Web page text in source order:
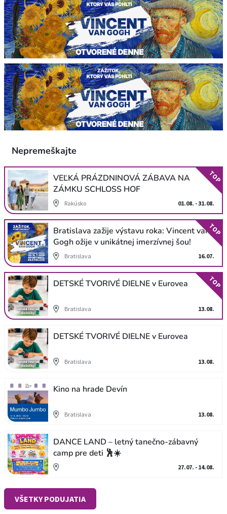
Nepremeškajte
VEĽKÁ PRÁZDNINOVÁ ZÁBAVA NA
ZÁMKU SCHLOSS HOF
Rakúsko 01.08. - 31.08.
TOP
Bratislava zažije výstavu roka: Vincent van
Gogh ožije v unikátnej imerzívnej šou!
Bratislava 16.07.
TOP
DETSKÉ TVORIVÉ DIELNE v Eurovea
Bratislava 13.08.
TOP
DETSKÉ TVORIVÉ DIELNE v Eurovea
Bratislava 13.08.
Kino na hrade Devín
Bratislava 13.08.
DANCE LAND – letný tanečno-zábavný
camp pre deti 🕺☀️
27.07. - 14.08.
VŠETKY PODUJATIA